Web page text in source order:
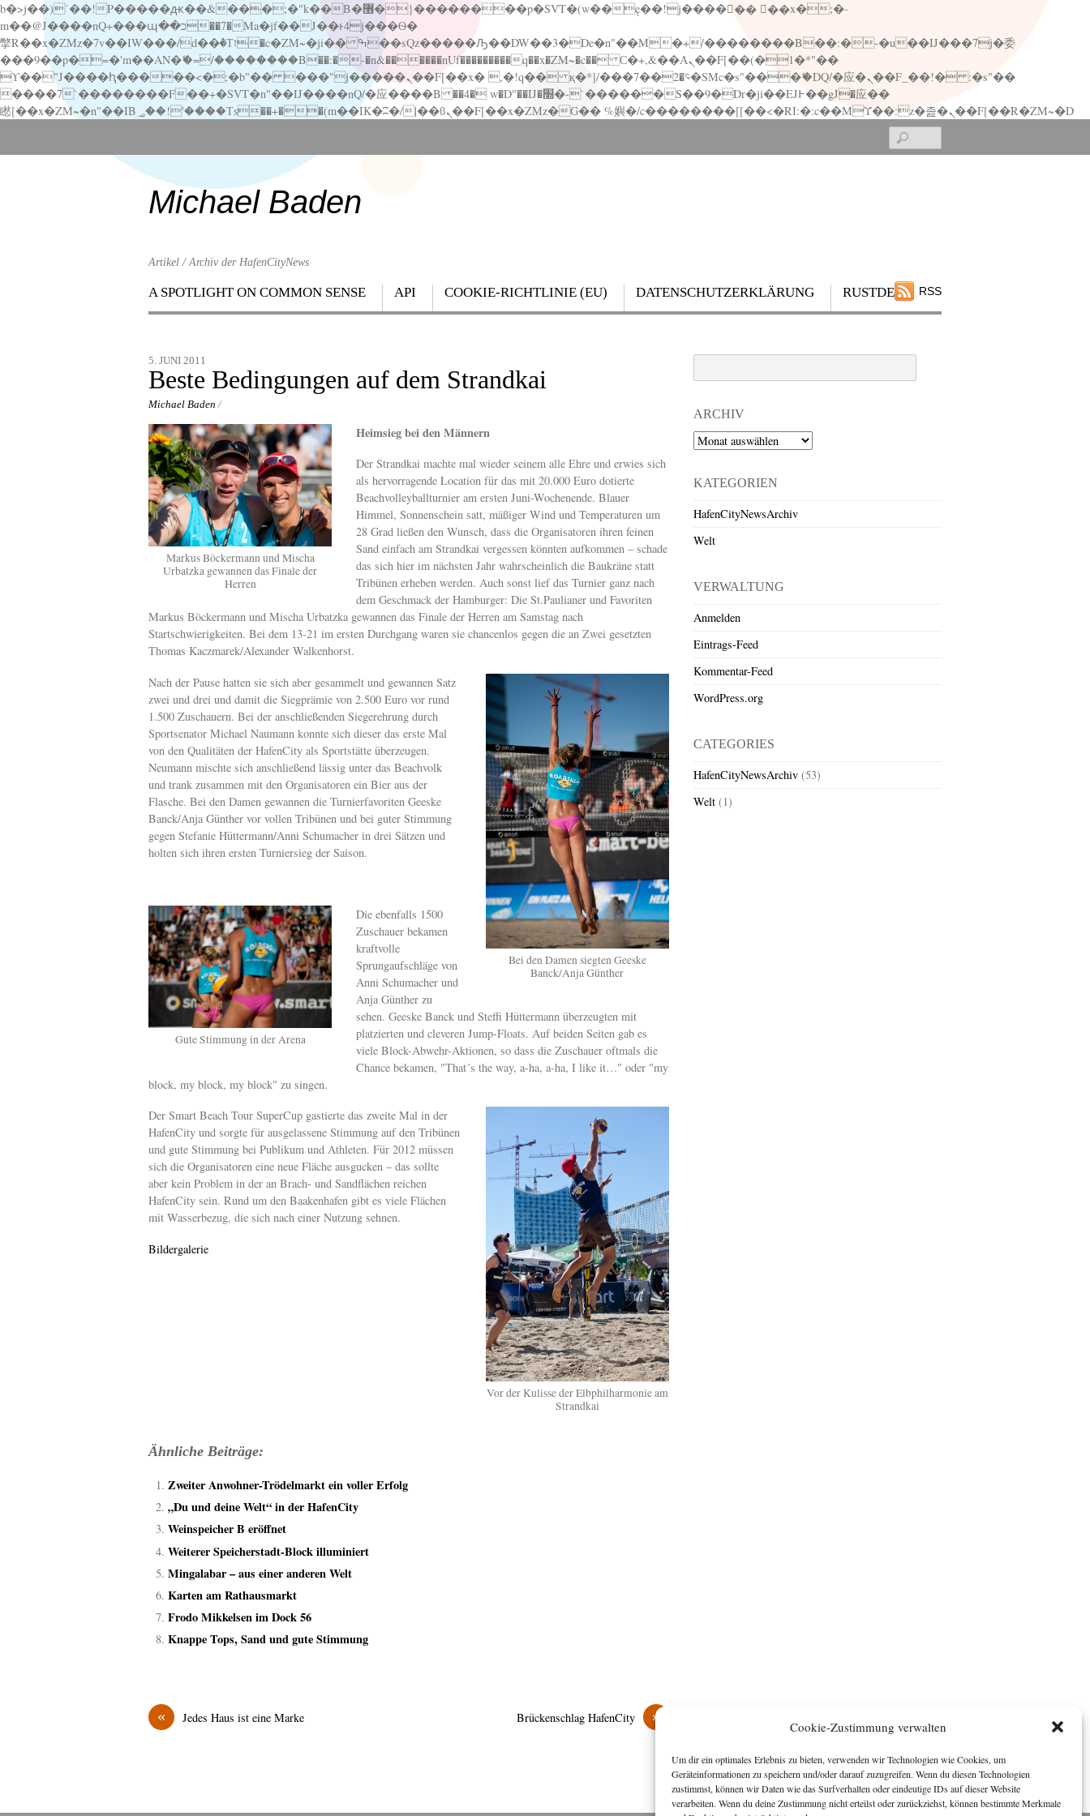
Cookie-Zustimmung verwalten
Um dir ein optimales Erlebnis zu bieten, verwenden wir Technologien wie Cookies, um
Geräteinformationen zu speichern und/oder darauf zuzugreifen. Wenn du diesen Technologien
zustimmst, können wir Daten wie das Surfverhalten oder eindeutige IDs auf dieser Website
verarbeiten. Wenn du deine Zustimmung nicht erteilst oder zurückziehst, können bestimmte Merkmale
b�>j��)΄��!P�����ԫ��&���;�"k��B�޶�}��������p�SVT�(w��ę��!j������ ��x�;�-
m��@J����nQ+���պ��כ��7�Ma�jf��J��ͱ4j���Ѳ�
撆R��x�ZMz�7v��IW���/d��ٞ�Тז�c�ZM~�ji�� ߒ��sQz�����Ԡ��DW��3�De�n"��M�+/��������B��:�-�u��IJ���7j�委
���9��p�=�'m��AN�ޭ�=/��������B��:�-�n&������nUf���������q��x�ZM~�c�� Ϲ�+,&��Ὰܢ��F[��(�1�*"��
ϒ��"J����ԧ�����<�;�b"�� ���"j�����ܢ��F[��x� ,�!q�� қ�*]/���؝�2��7�SMc�s"���ޭ�DQ/�应�ܢ��F_��!� :�s"��
����7`��������F��+�SVT�n"��IJ����nQ/�应����B ��4� w�D"��IJ�׭�-`������S��9�Dr�ji��EJ߅��gJ�应��
矁[��x�ZM~�n"��IB؃��!'����Тѕ��+��(m��IK�ʭ�/|��ϐܢ��F[��x�ZMz�G�� %嬩�/c��������[[��<�RI:�:c��MΎ��:z�졾�ܢ��F[��R�ZM~�D
down
Michael Baden
Artikel / Archiv der HafenCityNews
RSS
Menu
A SPOTLIGHT ON COMMON SENSE API COOKIE-RICHTLINIE (EU) DATENSCHUTZERKLÄRUNG RUSTDESK
Scroll
content
5. JUNI 2011
Beste Bedingungen auf dem Strandkai
Michael Baden /
Markus Böckermann und Mischa
Urbatzka gewannen das Finale der
Herren
Heimsieg bei den Männern
Der Strandkai machte mal wieder seinem alle Ehre und erwies sich
als hervorragende Location für das mit 20.000 Euro dotierte
Beachvolleyballturnier am ersten Juni-Wochenende. Blauer
Himmel, Sonnenschein satt, mäßiger Wind und Temperaturen um
28 Grad ließen den Wunsch, dass die Organisatoren ihren feinen
Sand einfach am Strandkai vergessen könnten aufkommen – schade
das sich hier im nächsten Jahr wahrscheinlich die Baukräne statt
Tribünen erheben werden. Auch sonst lief das Turnier ganz nach
dem Geschmack der Hamburger: Die St.Paulianer und Favoriten
Markus Böckermann und Mischa Urbatzka gewannen das Finale der Herren am Samstag nach
Startschwierigkeiten. Bei dem 13-21 im ersten Durchgang waren sie chancenlos gegen die an Zwei gesetzten
Thomas Kaczmarek/Alexander Walkenhorst.
Bei den Damen siegten Geeske
Banck/Anja Günther
Nach der Pause hatten sie sich aber gesammelt und gewannen Satz
zwei und drei und damit die Siegprämie von 2.500 Euro vor rund
1.500 Zuschauern. Bei der anschließenden Siegerehrung durch
Sportsenator Michael Naumann konnte sich dieser das erste Mal
von den Qualitäten der HafenCity als Sportstätte überzeugen.
Neumann mischte sich anschließend lässig unter das Beachvolk
und trank zusammen mit den Organisatoren ein Bier aus der
Flasche. Bei den Damen gewannen die Turnierfavoriten Geeske
Banck/Anja Günther vor vollen Tribünen und bei guter Stimmung
gegen Stefanie Hüttermann/Anni Schumacher in drei Sätzen und
holten sich ihren ersten Turniersieg der Saison.
Gute Stimmung in der Arena
Die ebenfalls 1500
Zuschauer bekamen
kraftvolle
Sprungaufschläge von
Anni Schumacher und
Anja Günther zu
sehen. Geeske Banck und Steffi Hüttermann überzeugten mit
platzierten und cleveren Jump-Floats. Auf beiden Seiten gab es
viele Block-Abwehr-Aktionen, so dass die Zuschauer oftmals die
Chance bekamen, "That´s the way, a-ha, a-ha, I like it…" oder "my
block, my block, my block" zu singen.
Vor der Kulisse der Elbphilharmonie am
Strandkai
Der Smart Beach Tour SuperCup gastierte das zweite Mal in der
HafenCity und sorgte für ausgelassene Stimmung auf den Tribünen
und gute Stimmung bei Publikum und Athleten. Für 2012 müssen
sich die Organisatoren eine neue Fläche ausgucken – das sollte
aber kein Problem in der an Brach- und Sandflächen reichen
HafenCity sein. Rund um den Baakenhafen gibt es viele Flächen
mit Wasserbezug, die sich nach einer Nutzung sehnen.
Bildergalerie
Ähnliche Beiträge:
Zweiter Anwohner-Trödelmarkt ein voller Erfolg
„Du und deine Welt“ in der HafenCity
Weinspeicher B eröffnet
Weiterer Speicherstadt-Block illuminiert
Mingalabar – aus einer anderen Welt
Karten am Rathausmarkt
Frodo Mikkelsen im Dock 56
Knappe Tops, Sand und gute Stimmung
« Jedes Haus ist eine Marke »
Brückenschlag HafenCity
ARCHIV
Archiv
KATEGORIEN
HafenCityNewsArchiv
Welt
VERWALTUNG
Anmelden
Eintrags-Feed
Kommentar-Feed
WordPress.org
CATEGORIES
HafenCityNewsArchiv (53)
Welt (1)